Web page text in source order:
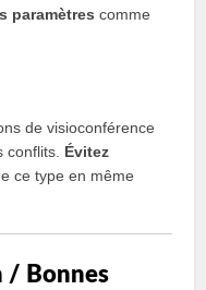
paramètres comme
de visioconférence
Évitez
ce type en même
/ Bonnes